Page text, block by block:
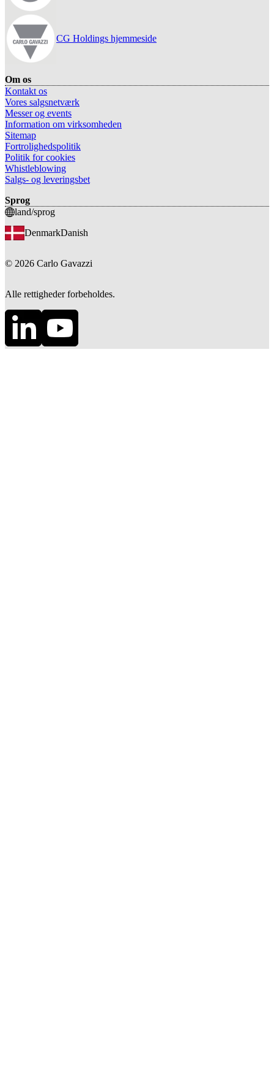
CG Holdings hjemmeside
Om os
Kontakt os
Vores salgsnetværk
Messer og events
Information om virksomheden
Sitemap
Fortrolighedspolitik
Politik for cookies
Whistleblowing
Salgs- og leveringsbet
Sprog
land/sprog
DenmarkDanish
© 2026 Carlo Gavazzi
Alle rettigheder forbeholdes.